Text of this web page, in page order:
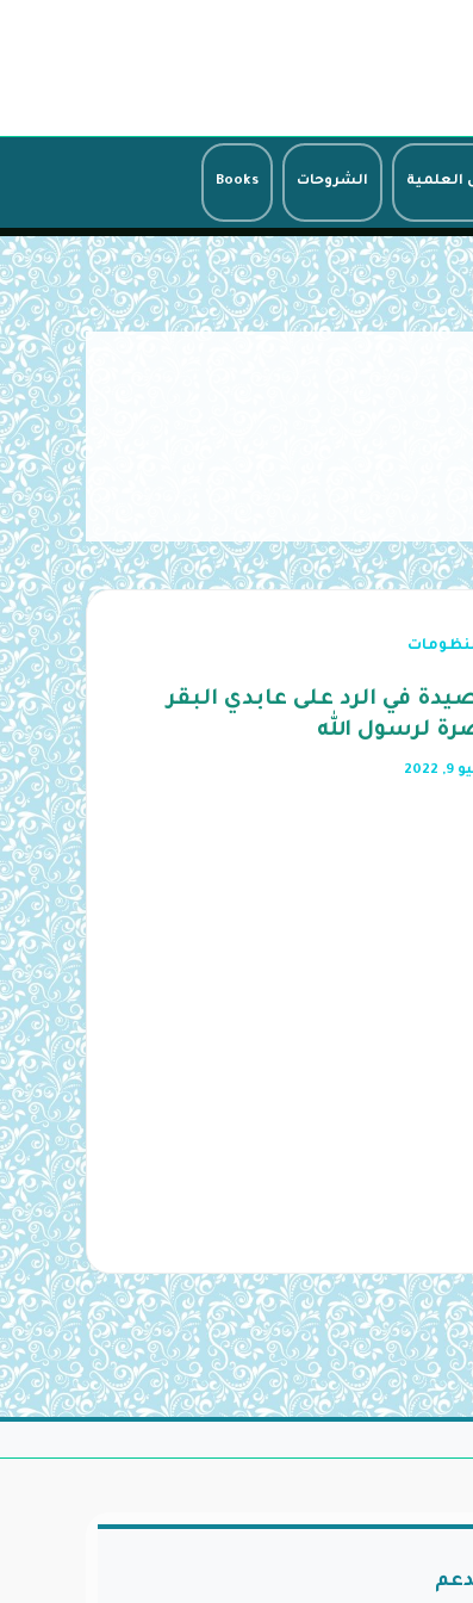
العلمية الشروحات Books
في الرد على عابدي البقر
لرسول الله
2022